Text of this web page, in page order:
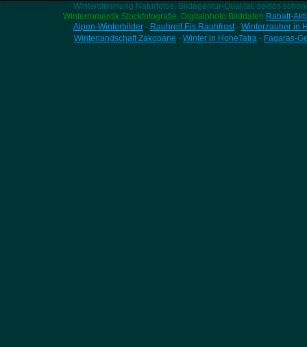
Winterstimmung Naturfotos, Bildagentur-Qualität, zeitlos
Winterromantik Stockfotografie, Digitalphoto Bilddaten Rabatt-
Alpen-Winterbilder - Rauhreif Eis Rauhfrost - Winterzauber in
Winterlandschaft Zakopane - Winter in HoheTatra - Fagaras-